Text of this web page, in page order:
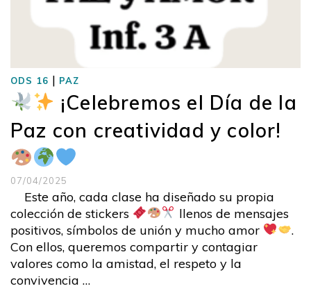
ODS 16 | PAZ
¡Celebremos el Día de la
Paz con creatividad y color!
07/04/2025
Este año, cada clase ha diseñado su propia
colección de stickers
llenos de mensajes
positivos, símbolos de unión y mucho amor
.
Con ellos, queremos compartir y contagiar
valores como la amistad, el respeto y la
convivencia …